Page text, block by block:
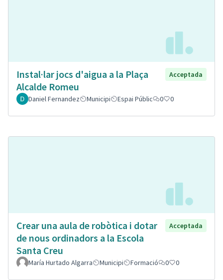
Instal·lar jocs d'aigua a la Plaça
Alcalde Romeu
Acceptada
Daniel Fernandez Municipi Espai Públic 0 0
Crear una aula de robòtica i dotar
de nous ordinadors a la Escola
Santa Creu
Acceptada
María Hurtado Algarra Municipi Formació 0 0